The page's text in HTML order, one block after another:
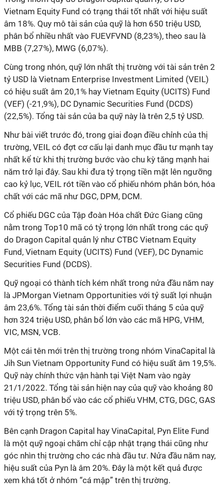
Vietnam Equity Fund có trạng thái tốt nhất với hiệu suất
âm 18%. Quy mô tài sản của quỹ là hơn 650 triệu USD,
phân bổ nhiều nhất vào FUEVFVND (8,23%), theo sau là
MBB (7,27%), MWG (6,07%).
Cùng trong nhón, quỹ lớn nhất thị trường với tài sản trên 2
tỷ USD là Vietnam Enterprise Investment Limited (VEIL)
có hiệu suất âm 20,1% hay Vietnam Equity (UCITS) Fund
(VEF) (-21,9%), DC Dynamic Securities Fund (DCDS)
(22,5%). Tổng tài sản của ba quỹ này là trên 2,5 tỷ USD.
Như bài viết trước đó, trong giai đoạn điều chỉnh của thị
trường, VEIL có đợt cơ cấu lại danh mục đầu tư mạnh tay
nhất kể từ khi thị trường bước vào chu kỳ tăng mạnh hai
năm trở lại đây. Sau khi đưa tỷ trọng tiền mặt lên ngưỡng
cao kỷ lục, VEIL rót tiền vào cổ phiếu nhóm phân bón, hóa
chất với các mã như DGC, DPM, DCM.
Cổ phiếu DGC của Tập đoàn Hóa chất Đức Giang cũng
nằm trong Top10 mã có tỷ trọng lớn nhất trong các quỹ
do Dragon Capital quản lý như CTBC Vietnam Equity
Fund, Vietnam Equity (UCITS) Fund (VEF), DC Dynamic
Securities Fund (DCDS).
Quỹ ngoại có thành tích kém nhất trong nửa đầu năm nay
là JPMorgan Vietnam Opportunities với tỷ suất lợi nhuận
âm 23,6%. Tổng tài sản thời điểm cuối tháng 5 của quỹ
hơn 324 triệu USD, phân bổ lớn vào các mã HPG, VHM,
VIC, MSN, VCB.
Một cái tên mới trên thị trường trong nhóm VinaCapital là
Jih Sun Vietnam Opportunity Fund có hiệu suất âm 19,5%.
Quỹ này chính thức vận hành tại Việt Nam vào ngày
21/1/2022. Tổng tài sản hiện nay của quỹ vào khoảng 80
triệu USD, phân bổ vào các cổ phiếu VHM, CTG, DGC, GAS
với tỷ trọng trên 5%.
Bên cạnh Dragon Capital hay VinaCapital, Pyn Elite Fund
là một quỹ ngoại chăm chỉ cập nhật trạng thái cũng như
góc nhìn thị trường cho các nhà đầu tư. Nửa đầu năm nay,
hiệu suất của Pyn là âm 20%. Đây là một kết quả được
xem khá tốt ở nhóm “cá mập” trên thị trường.